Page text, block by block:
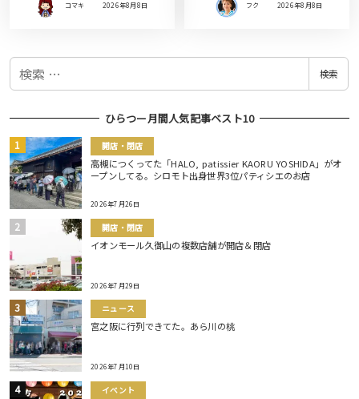
コマキ 2026年8月8日 フク 2026年8月8日
検
検索
ひらつー月間人気記事ベスト10
開店・閉店
高槻につくってた「HALO, patissier KAORU YOSHIDA」がオ
ープンしてる。シロモト出身世界3位パティシエのお店
2026年7月26日
開店・閉店
イオンモール久御山の複数店舗が開店＆閉店
2026年7月29日
ニュース
宮之阪に行列できてた。あら川の桃
2026年7月10日
イベント